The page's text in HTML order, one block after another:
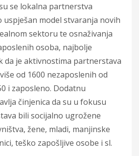
se lokalna partnerstva
uspješan model stvaranja novih
sektoru te osnaživanja
osoba, najbolje
da je aktivnostima partnerstava
od 1600 nezaposlenih od
i zaposleno. Dodatnu
činjenica da su u fokusu
bili socijalno ugrožene
žene, mladi, manjinske
teško zapošljive osobe i sl.